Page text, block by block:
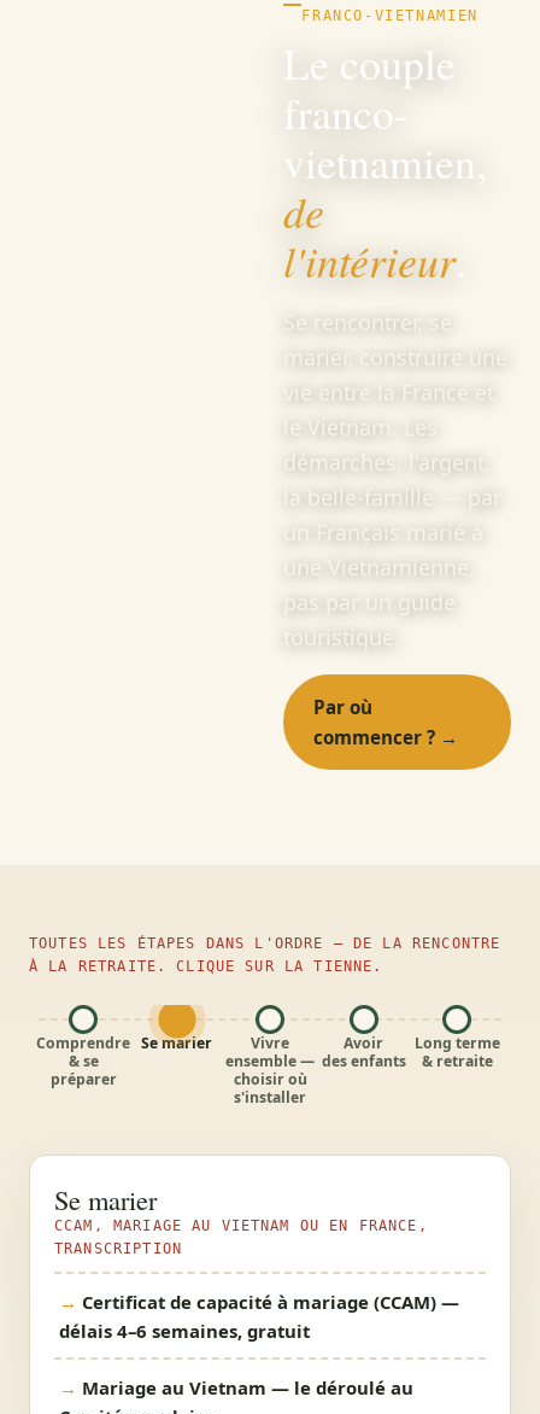
FRANCO-VIETNAMIEN
Le couple
franco-
vietnamien,
de
l'intérieur.
Se rencontrer, se
marier, construire une
vie entre la France et
le Vietnam. Les
démarches, l'argent,
la belle-famille — par
un Français marié à
une Vietnamienne,
pas par un guide
touristique.
Par où
commencer ? →
TOUTES LES ÉTAPES DANS L'ORDRE — DE LA RENCONTRE
À LA RETRAITE. CLIQUE SUR LA TIENNE.
Comprendre
& se
préparer
Se marier
Vivre
ensemble —
choisir où
s'installer
Avoir
des enfants
Long terme
& retraite
Se marier
CCAM, MARIAGE AU VIETNAM OU EN FRANCE,
TRANSCRIPTION
Certificat de capacité à mariage (CCAM) —
délais 4–6 semaines, gratuit
Mariage au Vietnam — le déroulé au